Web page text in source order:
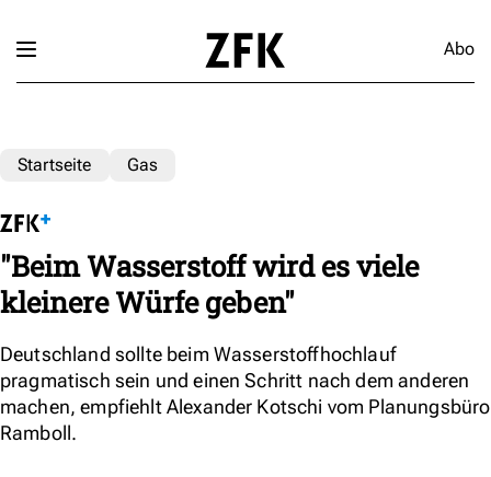
Abo
Startseite Gas
"Beim Wasserstoff wird es viele
kleinere Würfe geben"
Deutschland sollte beim Wasserstoffhochlauf
pragmatisch sein und einen Schritt nach dem anderen
machen, empfiehlt Alexander Kotschi vom Planungsbüro
Ramboll.